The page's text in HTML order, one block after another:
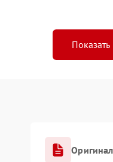
Показать